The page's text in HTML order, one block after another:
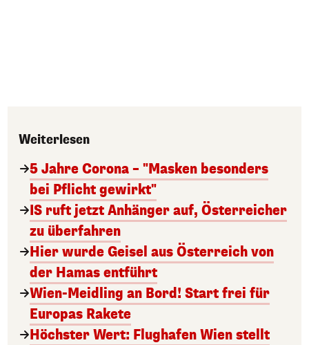
Weiterlesen
5 Jahre Corona – "Masken besonders
bei Pflicht gewirkt"
IS ruft jetzt Anhänger auf, Österreicher
zu überfahren
Hier wurde Geisel aus Österreich von
der Hamas entführt
Wien-Meidling an Bord! Start frei für
Europas Rakete
Höchster Wert: Flughafen Wien stellt